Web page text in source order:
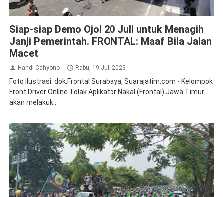
Siap-siap Demo Ojol 20 Juli untuk Menagih
Janji Pemerintah. FRONTAL: Maaf Bila Jalan
Macet
Handi Cahyono Rabu, 19 Juli 2023
Foto ilustrasi: dok.Frontal Surabaya, Suarajatim.com - Kelompok
Front Driver Online Tolak Aplikator Nakal (Frontal) Jawa Timur
akan melakuk...